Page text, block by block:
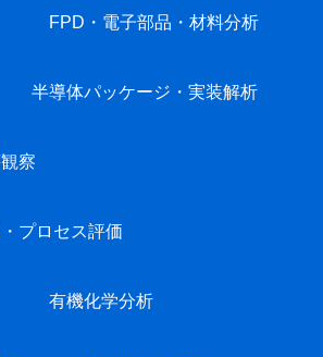
FPD・電子部品・材料分析
半導体パッケージ・実装解析
察
プロセス評価
有機化学分析